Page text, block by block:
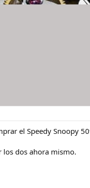
el Speedy Snoopy
los dos ahora mismo.